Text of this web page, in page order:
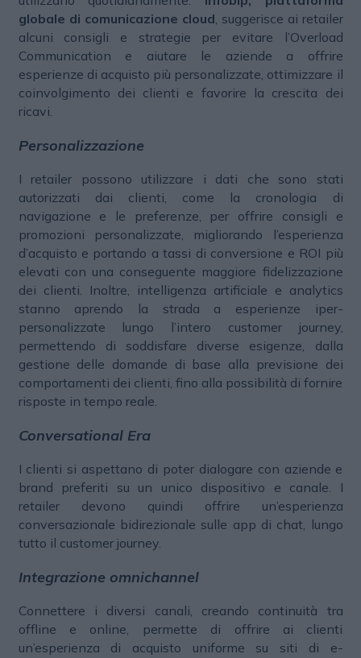
globale di comunicazione cloud , suggerisce ai retailer
alcuni consigli e strategie per evitare l’Overload
Communication e aiutare le aziende a offrire
esperienze di acquisto più personalizzate, ottimizzare il
coinvolgimento dei clienti e favorire la crescita dei
ricavi.
Personalizzazione
I retailer possono utilizzare i dati che sono stati
autorizzati dai clienti, come la cronologia di
navigazione e le preferenze, per offrire consigli e
promozioni personalizzate, migliorando l’esperienza
d’acquisto e portando a tassi di conversione e ROI più
elevati con una conseguente maggiore fidelizzazione
dei clienti. Inoltre, intelligenza artificiale e analytics
stanno aprendo la strada a esperienze iper-
personalizzate lungo l’intero customer journey,
permettendo di soddisfare diverse esigenze, dalla
gestione delle domande di base alla previsione dei
comportamenti dei clienti, fino alla possibilità di fornire
risposte in tempo reale.
Conversational Era
I clienti si aspettano di poter dialogare con aziende e
brand preferiti su un unico dispositivo e canale. I
retailer devono quindi offrire un’esperienza
conversazionale bidirezionale sulle app di chat, lungo
tutto il customer journey.
Integrazione omnichannel
Connettere i diversi canali, creando continuità tra
offline e online, permette di offrire ai clienti
un’esperienza di acquisto uniforme su siti di e-